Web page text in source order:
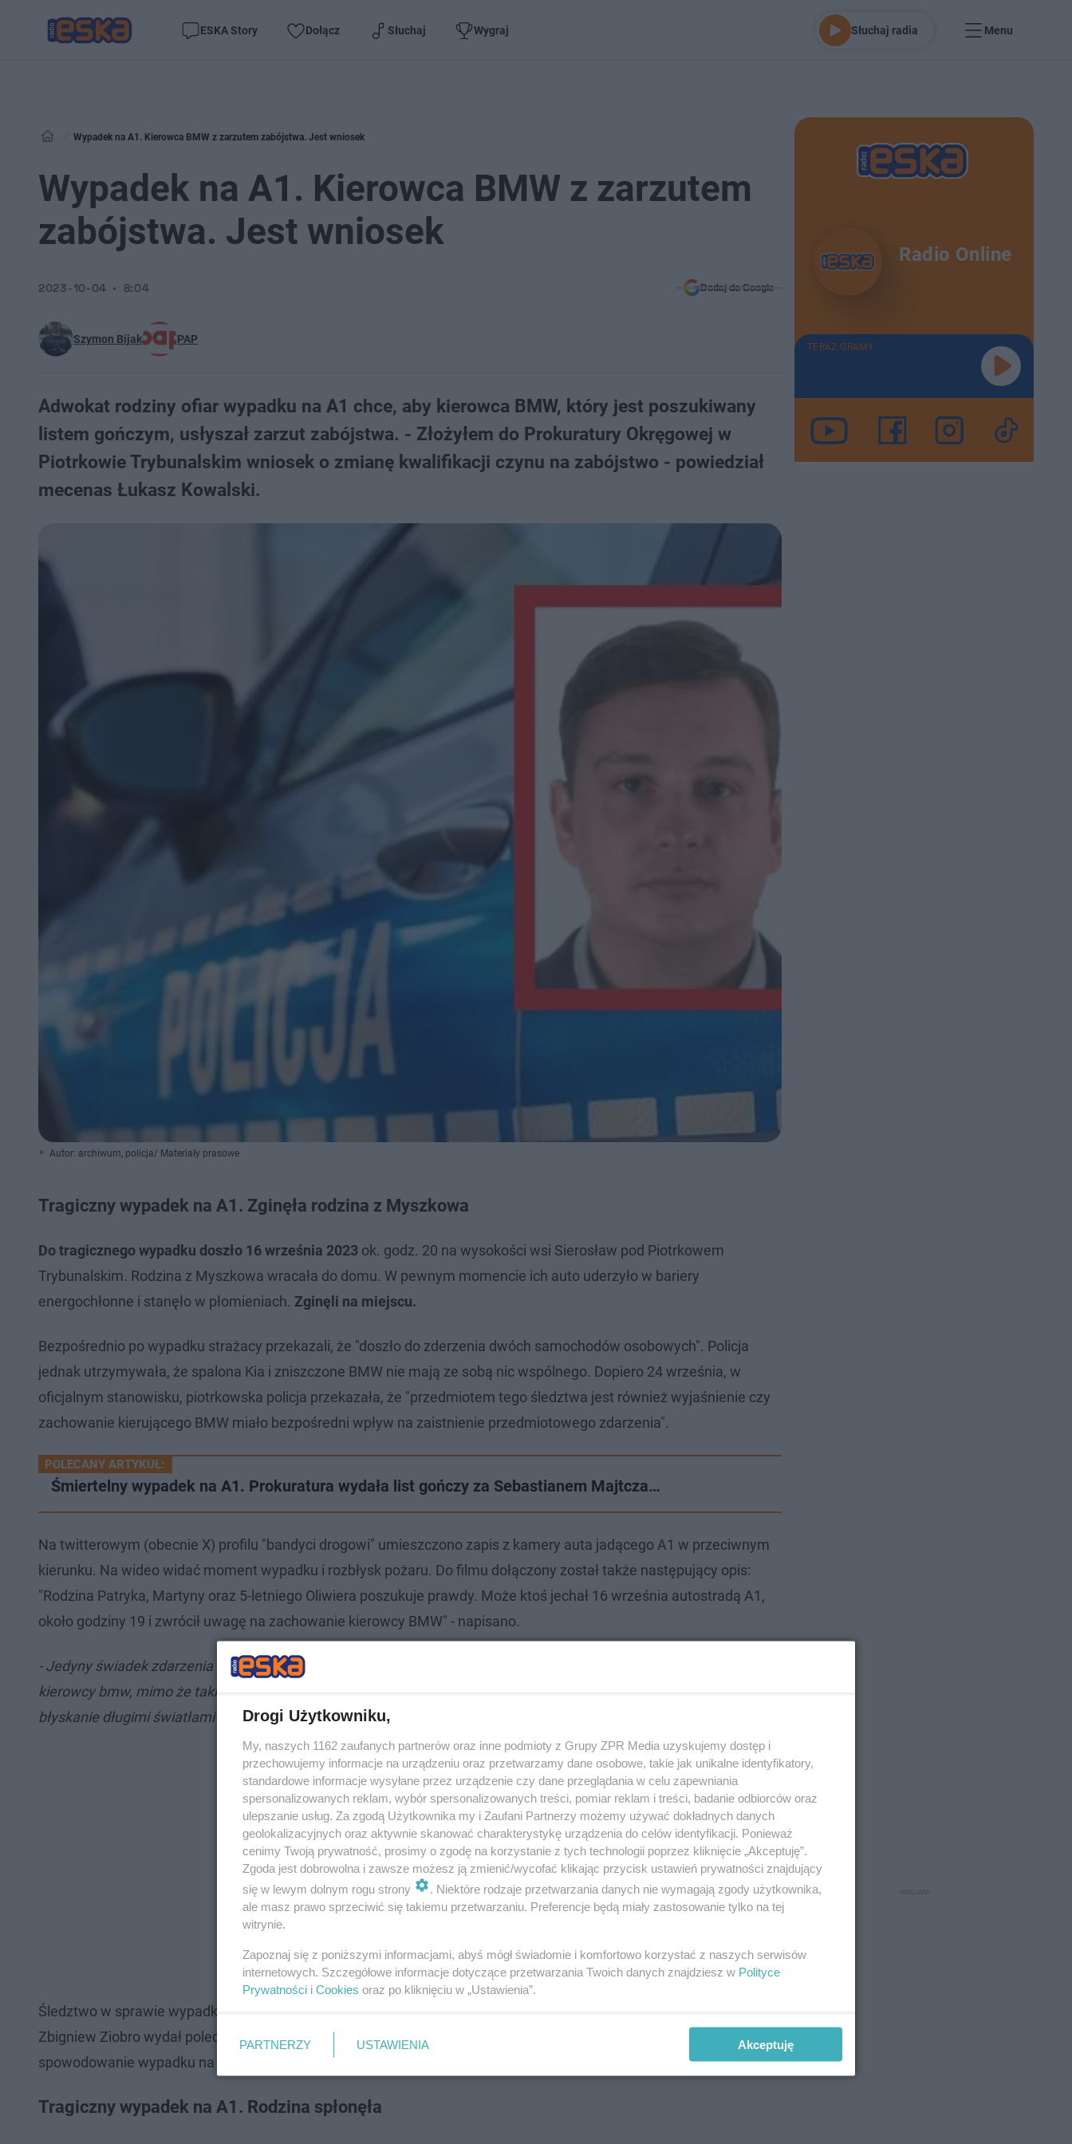
ESKA Story Dołącz Słuchaj Wygraj Słuchaj radia Menu
Wypadek na A1. Kierowca BMW z zarzutem zabójstwa. Jest wniosek
Wypadek na A1. Kierowca BMW z zarzutem
zabójstwa. Jest wniosek
Szymon Bijak PAP
2023-10-04 8:04 Dodaj do Google
Adwokat rodziny ofiar wypadku na A1 chce, aby kierowca BMW, który jest poszukiwany
listem gończym, usłyszał zarzut zabójstwa. - Złożyłem do Prokuratury Okręgowej w
Piotrkowie Trybunalskim wniosek o zmianę kwalifikacji czynu na zabójstwo - powiedział
mecenas Łukasz Kowalski.
Autor: archiwum, policja/ Materiały prasowe
Tragiczny wypadek na A1. Zginęła rodzina z Myszkowa
Do tragicznego wypadku doszło 16 września 2023 ok. godz. 20 na wysokości wsi Sierosław pod Piotrkowem
Trybunalskim. Rodzina z Myszkowa wracała do domu. W pewnym momencie ich auto uderzyło w bariery
energochłonne i stanęło w płomieniach. Zginęli na miejscu.
Bezpośrednio po wypadku strażacy przekazali, że "doszło do zderzenia dwóch samochodów osobowych". Policja
jednak utrzymywała, że spalona Kia i zniszczone BMW nie mają ze sobą nic wspólnego. Dopiero 24 września, w
oficjalnym stanowisku, piotrkowska policja przekazała, że "przedmiotem tego śledztwa jest również wyjaśnienie czy
zachowanie kierującego BMW miało bezpośredni wpływ na zaistnienie przedmiotowego zdarzenia".
POLECANY ARTYKUŁ:
Śmiertelny wypadek na A1. Prokuratura wydała list gończy za Sebastianem Majtcza…
Na twitterowym (obecnie X) profilu "bandyci drogowi" umieszczono zapis z kamery auta jadącego A1 w przeciwnym
kierunku. Na wideo widać moment wypadku i rozbłysk pożaru. Do filmu dołączony został także następujący opis:
"Rodzina Patryka, Martyny oraz 5-letniego Oliwiera poszukuje prawdy. Może ktoś jechał 16 września autostradą A1,
około godziny 19 i zwrócił uwagę na zachowanie kierowcy BMW" - napisano.
- Jedyny świadek zdarzenia potwierdza, że chwilę przed wypadkiem zwróciła jego uwagę ogromna prędkość
kierowcy bmw, mimo że takich rzeczy normalnie się nie dostrzega, gdy ktoś jedzie po przeciwnej stronie. Widział
błyskanie długimi światłami oraz włączony kierunkowskaz w Kii
Śledztwo w sprawie wypadku wszczęła prokuratura w Piotrkowie Trybunalskim. Natomiast minister sprawiedliwości
Zbigniew Ziobro wydał polecenie o wysłaniu listu gończego za kierowcą BMW. Sebastian Majtczak jest podejrzany o
spowodowanie wypadku na A1.
Tragiczny wypadek na A1. Rodzina spłonęła
Radio Online
TERAZ GRAMY
Drogi Użytkowniku,
My, naszych 1162 zaufanych partnerów oraz inne podmioty z Grupy ZPR Media uzyskujemy dostęp i
przechowujemy informacje na urządzeniu oraz przetwarzamy dane osobowe, takie jak unikalne identyfikatory,
standardowe informacje wysyłane przez urządzenie czy dane przeglądania w celu zapewniania
spersonalizowanych reklam, wybór spersonalizowanych treści, pomiar reklam i treści, badanie odbiorców oraz
ulepszanie usług. Za zgodą Użytkownika my i Zaufani Partnerzy możemy używać dokładnych danych
geolokalizacyjnych oraz aktywnie skanować charakterystykę urządzenia do celów identyfikacji. Ponieważ
cenimy Twoją prywatność, prosimy o zgodę na korzystanie z tych technologii poprzez kliknięcie „Akceptuję”.
Zgoda jest dobrowolna i zawsze możesz ją zmienić/wycofać klikając przycisk ustawień prywatności znajdujący
się w lewym dolnym rogu strony
. Niektóre rodzaje przetwarzania danych nie wymagają zgody użytkownika,
ale masz prawo sprzeciwić się takiemu przetwarzaniu. Preferencje będą miały zastosowanie tylko na tej
witrynie.
Zapoznaj się z poniższymi informacjami, abyś mógł świadomie i komfortowo korzystać z naszych serwisów
internetowych. Szczegółowe informacje dotyczące przetwarzania Twoich danych znajdziesz w Polityce
Prywatności i Cookies oraz po kliknięciu w „Ustawienia”.
PARTNERZY USTAWIENIA Akceptuję